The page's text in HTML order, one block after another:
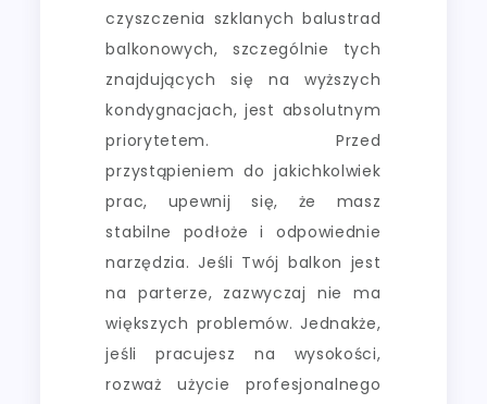
czyszczenia szklanych balustrad
balkonowych, szczególnie tych
znajdujących się na wyższych
kondygnacjach, jest absolutnym
priorytetem. Przed
przystąpieniem do jakichkolwiek
prac, upewnij się, że masz
stabilne podłoże i odpowiednie
narzędzia. Jeśli Twój balkon jest
na parterze, zazwyczaj nie ma
większych problemów. Jednakże,
jeśli pracujesz na wysokości,
rozważ użycie profesjonalnego